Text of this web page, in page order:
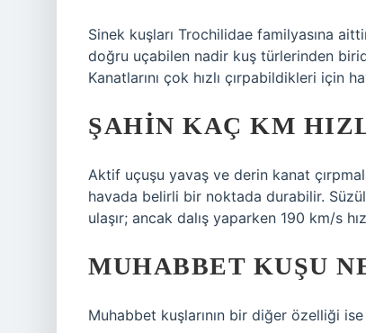
Sinek kuşları Trochilidae familyasına
doğru uçabilen nadir kuş türlerinden
Kanatlarını çok hızlı çırpabildikleri için
ŞAHIN KAÇ KM
Aktif uçuşu yavaş ve derin kanat
havada belirli bir noktada durabilir.
ulaşır; ancak dalış yaparken 190 km/s
MUHABBET KUŞU
Muhabbet kuşlarının bir diğer özelliği